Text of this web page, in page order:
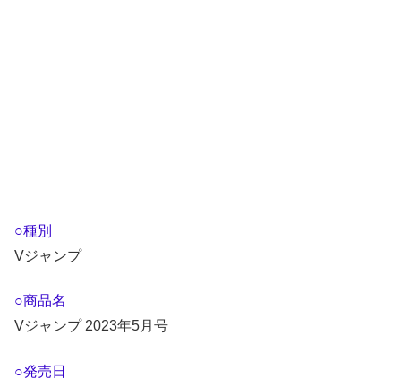
○種別
Vジャンプ
○商品名
Vジャンプ 2023年5月号
○発売日